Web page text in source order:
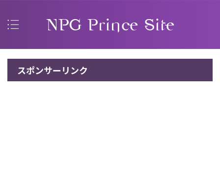
スポンサーリンク